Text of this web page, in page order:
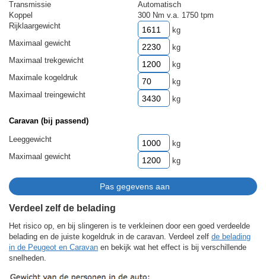
Transmissie
Automatisch
Koppel
300 Nm v.a. 1750 tpm
Rijklaargewicht
kg
Maximaal gewicht
kg
Maximaal trekgewicht
kg
Maximale kogeldruk
kg
Maximaal treingewicht
kg
Caravan (bij passend)
Leeggewicht
kg
Maximaal gewicht
kg
Verdeel zelf de belading
Het risico op, en bij slingeren is te verkleinen door een goed verdeelde
belading en de juiste kogeldruk in de caravan. Verdeel zelf de belading
in de Peugeot en Caravan en bekijk wat het effect is bij verschillende
snelheden.